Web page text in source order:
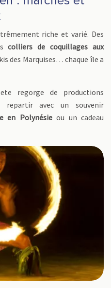
riche et varié. Des
colliers de coquillages aux
des Marquises… chaque île a
regorge de productions
repartir avec un souvenir
en Polynésieou un cadeau